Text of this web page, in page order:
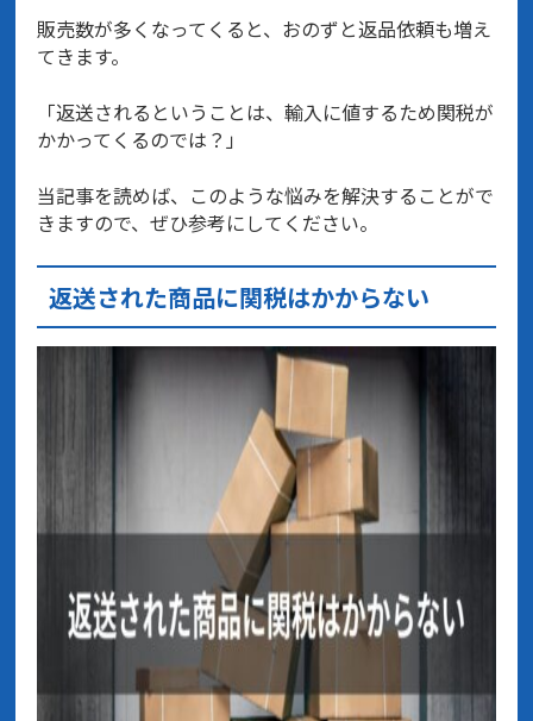
販売数が多くなってくると、おのずと返品依頼も増え
てきます。
「返送されるということは、輸入に値するため関税が
かかってくるのでは？」
当記事を読めば、このような悩みを解決することがで
きますので、ぜひ参考にしてください。
返送された商品に関税はかからない